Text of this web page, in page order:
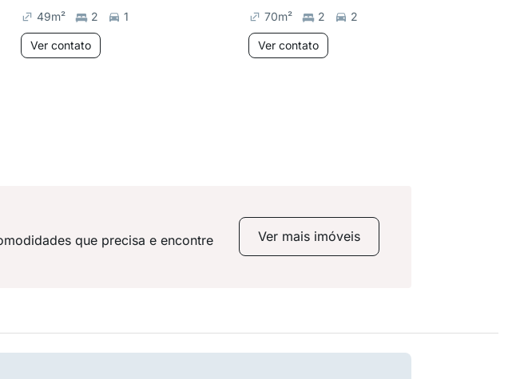
49m² 2 1
Ver contato
70m² 2 2
Ver contato
que precisa e encontre
Ver mais imóveis